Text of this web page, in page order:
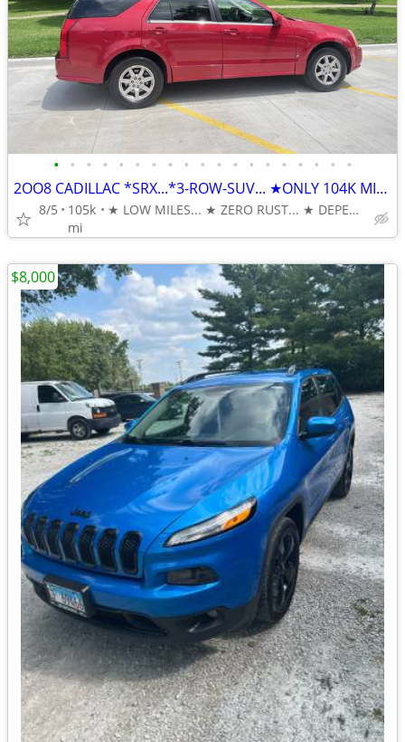
• • • • • • • • • • • • • • • • • • •
2OO8 CADILLAC *SRX...*3-ROW-SUV... ★ONLY 104K MILES
8/5
105k
mi
★ LOW MILES... ★ ZERO RUST... ★ DEPENDABLE & AFFORDABLE. . .
$8,000